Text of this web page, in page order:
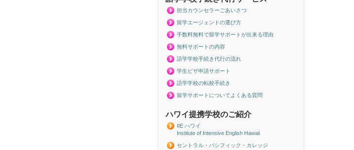
担当カウンセラーごあいさつ
留学エージェントの選び方
手数料無料で留学サポートが出来る理由
無料サポートの内容
語学学校手続き代行の流れ
学生ビザ申請サポート
語学学校の転校手続き
留学サポートについてよくある質問
ハワイ提携学校のご紹介
IIE ハワイ
Institute of Intensive English Hawaii
セントラル・パシフィック・カレッジ